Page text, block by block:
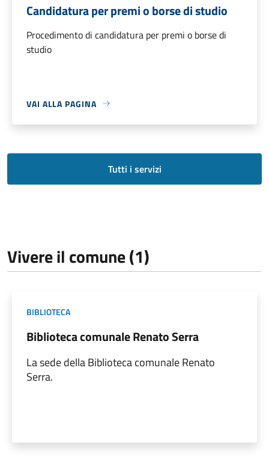
Candidatura per premi o borse di studio
Procedimento di candidatura per premi o borse di
studio
VAI ALLA PAGINA
Tutti i servizi
Vivere il comune (1)
BIBLIOTECA
Biblioteca comunale Renato Serra
La sede della Biblioteca comunale Renato
Serra.